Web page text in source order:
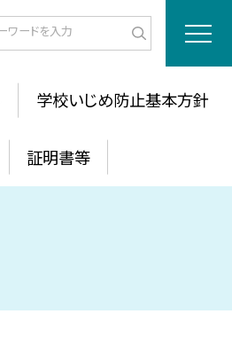
学校いじめ防止基本方針
証明書等